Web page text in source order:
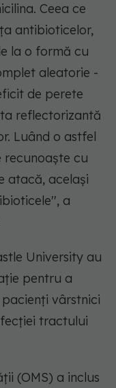
Ceea ce
antibioticelor,
la o formă cu
aleatorie -
de perete
reflectorizantă
Luând o astfel
cu
atacă, acelaşi
a
University au
pentru a
vârstnici
tractului
(OMS) a inclus